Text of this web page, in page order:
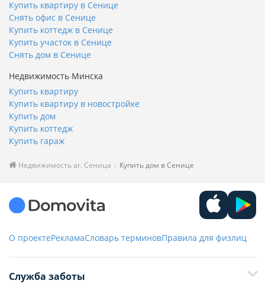
Купить квартиру в Сенице
Снять офис в Сенице
Купить коттедж в Сенице
Купить участок в Сенице
Снять дом в Сенице
Недвижимость Минска
Купить квартиру
Купить квартиру в новостройке
Купить дом
Купить коттедж
Купить гараж
Недвижимость аг. Сеница Купить дом в Сенице
О проектеРекламаСловарь терминовПравила для физлиц
Служба заботы